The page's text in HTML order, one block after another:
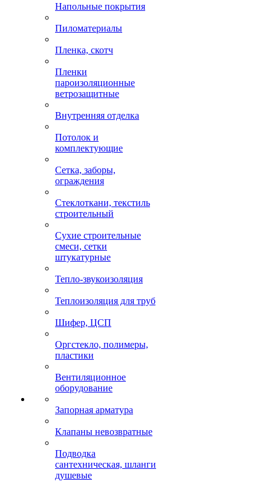
Напольные покрытия
Пиломатериалы
Пленка, скотч
Пленки
пароизоляционные
ветрозащитные
Внутренняя отделка
Потолок и
комплектующие
Сетка, заборы,
ограждения
Стеклоткани, текстиль
строительный
Сухие строительные
смеси, сетки
штукатурные
Тепло-звукоизоляция
Теплоизоляция для труб
Шифер, ЦСП
Оргстекло, полимеры,
пластики
Вентиляционное
оборудование
Запорная арматура
Клапаны невозвратные
Подводка
сантехническая, шланги
душевые